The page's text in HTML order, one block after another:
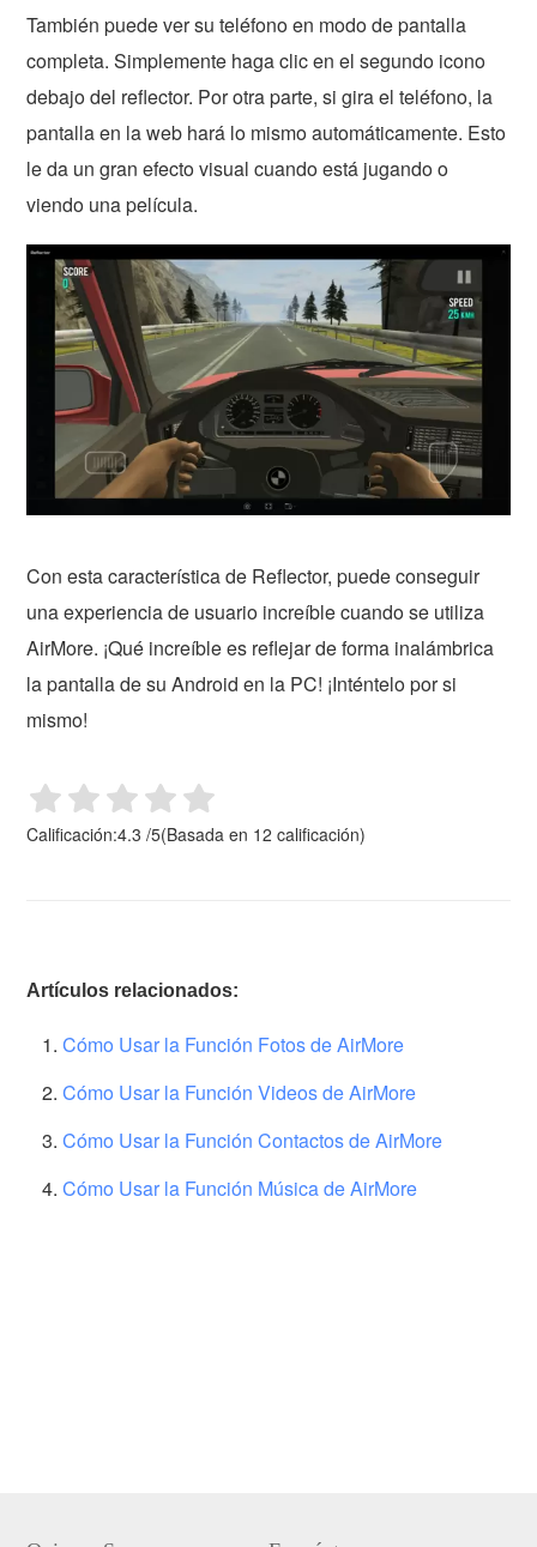
También puede ver su teléfono en modo de pantalla
completa. Simplemente haga clic en el segundo icono
debajo del reflector. Por otra parte, si gira el teléfono, la
pantalla en la web hará lo mismo automáticamente. Esto
le da un gran efecto visual cuando está jugando o
viendo una película.
Con esta característica de Reflector, puede conseguir
una experiencia de usuario increíble cuando se utiliza
AirMore. ¡Qué increíble es reflejar de forma inalámbrica
la pantalla de su Android en la PC! ¡Inténtelo por si
mismo!
Calificación:4.3 /5(Basada en 12 calificación)
Artículos relacionados:
Cómo Usar la Función Fotos de AirMore
Cómo Usar la Función Videos de AirMore
Cómo Usar la Función Contactos de AirMore
Cómo Usar la Función Música de AirMore